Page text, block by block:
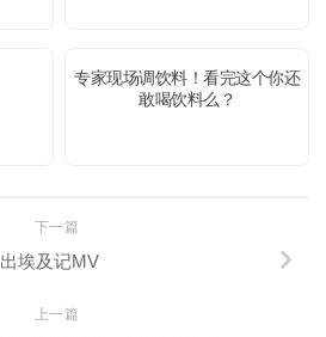
专家现场调饮料！看完这个你还
敢喝饮料么？
下一篇
出埃及记MV
上一篇